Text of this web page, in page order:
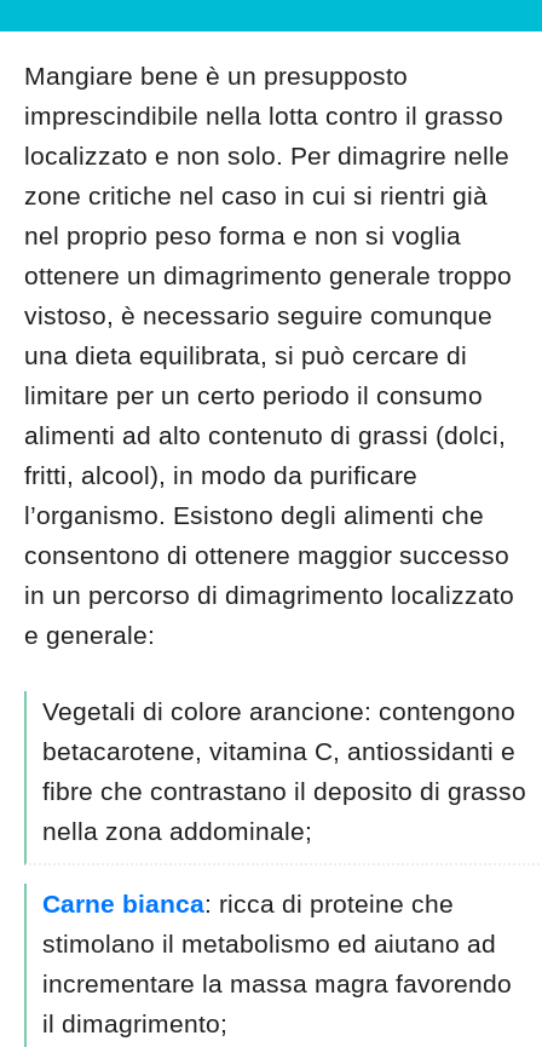
Mangiare bene è un presupposto
imprescindibile nella lotta contro il grasso
localizzato e non solo. Per dimagrire nelle
zone critiche nel caso in cui si rientri già
nel proprio peso forma e non si voglia
ottenere un dimagrimento generale troppo
vistoso, è necessario seguire comunque
una dieta equilibrata, si può cercare di
limitare per un certo periodo il consumo
alimenti ad alto contenuto di grassi (dolci,
fritti, alcool), in modo da purificare
l’organismo. Esistono degli alimenti che
consentono di ottenere maggior successo
in un percorso di dimagrimento localizzato
e generale:
Vegetali di colore arancione: contengono
betacarotene, vitamina C, antiossidanti e
fibre che contrastano il deposito di grasso
nella zona addominale;
Carne bianca: ricca di proteine che
stimolano il metabolismo ed aiutano ad
incrementare la massa magra favorendo
il dimagrimento;